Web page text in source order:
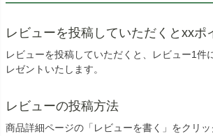
レビューを投稿していただくとxxポ
レビューを投稿していただくと、レビュー1件
レゼントいたします。
レビューの投稿方法
商品詳細ページの「レビューを書く」をクリッ